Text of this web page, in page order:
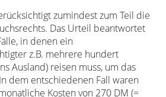
zumindest zum Teil die
Das Urteil beantwortet
in denen ein
z.B. mehrere hundert
Ausland) reisen muss, um das
dem entschiedenen Fall waren
Kosten von 270 DM (=